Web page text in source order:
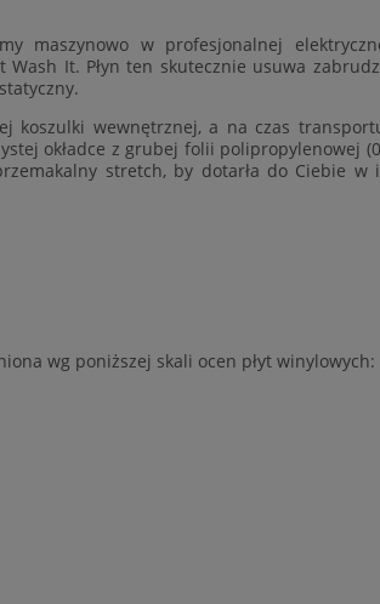
maszynowo w profesjonalnej
Wash It. Płyn ten skutecznie usuwa
koszulki wewnętrznej, a na czas
okładce z grubej folii polipropylenowej
stretch, by dotarła do Ciebie w
wg poniższej skali ocen płyt winylowych: